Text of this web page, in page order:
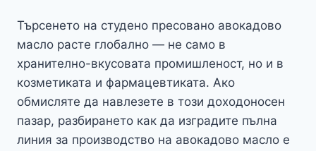
Търсенето на студено пресовано авокадово
масло расте глобално — не само в
хранително-вкусовата промишленост, но и в
козметиката и фармацевтиката. Ако
обмисляте да навлезете в този доходоносен
пазар, разбирането как да изградите пълна
линия за производство на авокадово масло е